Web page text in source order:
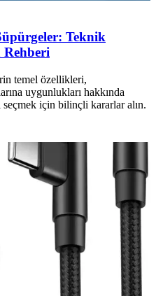
Teknik
Rehberi
temel özellikleri,
uygunlukları hakkında
seçmek için bilinçli kararlar alın.